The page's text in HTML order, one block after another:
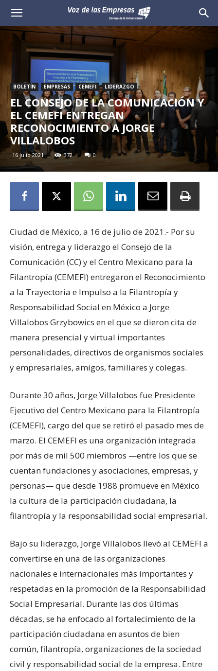
Voz
Empresas
BOLETÍN EMPRESAS CEMEFI LIDERAZGO
EL CONSEJO DE LA COMUNICACIÓN Y
EL CEMEFI ENTREGAN
RECONOCIMIENTO A JORGE
VILLALOBOS
16 julio 2021 372 0
Ciudad de México, a 16 de julio de 2021.- Por su
visión, entrega y liderazgo el Consejo de la
Comunicación (CC) y el Centro Mexicano para la
Filantropía (CEMEFI) entregaron el Reconocimiento
a la Trayectoria e Impulso a la Filantropía y
Responsabilidad Social en México a Jorge
Villalobos Grzybowics en el que se dieron cita de
manera presencial y virtual importantes
personalidades, directivos de organismos sociales
y empresariales, amigos, familiares y colegas.
Durante 30 años, Jorge Villalobos fue Presidente
Ejecutivo del Centro Mexicano para la Filantropía
(CEMEFI), cargo del que se retiró el pasado mes de
marzo. El CEMEFI es una organización integrada
por más de mil 500 miembros —entre los que se
cuentan fundaciones y asociaciones, empresas, y
personas— que desde 1988 promueve en México
la cultura de la participación ciudadana, la
filantropía y la responsabilidad social empresarial.
Bajo su liderazgo, Jorge Villalobos llevó al CEMEFI a
convertirse en una de las organizaciones
nacionales e internacionales más importantes y
respetadas en la promoción de la Responsabilidad
Social Empresarial. Durante las dos últimas
décadas, se ha enfocado al fortalecimiento de la
participación ciudadana en asuntos de bien
común, filantropía, organizaciones de la sociedad
civil y responsabilidad social de la empresa. Entre